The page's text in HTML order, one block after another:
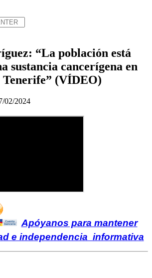
“La población está
sustancia cancerígena en
Tenerife” (VÍDEO)
02/2024
Linkedin
en Pinterest
Apóyanos para mantener
e independencia informativa